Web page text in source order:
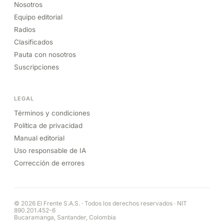
Nosotros
Equipo editorial
Radios
Clasificados
Pauta con nosotros
Suscripciones
LEGAL
Términos y condiciones
Política de privacidad
Manual editorial
Uso responsable de IA
Corrección de errores
© 2026 El Frente S.A.S. · Todos los derechos reservados · NIT
890.201.452-6
Bucaramanga, Santander, Colombia